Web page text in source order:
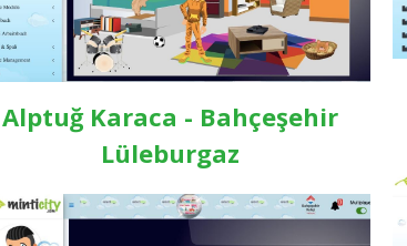
Alptuğ Karaca - Bahçeşehir
Lüleburgaz